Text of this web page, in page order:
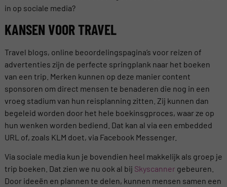
in op sociale media?
KANSEN VOOR TRAVEL
Travel blogs, online beoordelingspagina’s voor reizen of
advertenties zijn de perfecte springplank naar het boeken
van een trip. Merken kunnen op deze manier content
sponsoren om direct mensen te benaderen die nog in een
vroeg stadium van hun reisplanning zitten. Zij kunnen dan
begeleid worden door het hele boekinsgproces, waar ze op
hun wenken worden bediend. Dat kan al via een embedded
URL of, zoals KLM doet, via Facebook Messenger.
Via sociale media kun je bovendien heel makkelijk als groep je
trip boeken. Dat zien we nu ook al bij Skyscannergebeuren.
Door ideeën en plannen te delen, kunnen mensen samen een